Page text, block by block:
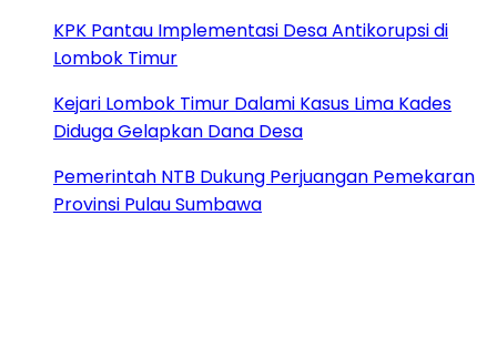
KPK Pantau Implementasi Desa Antikorupsi di
Lombok Timur
Kejari Lombok Timur Dalami Kasus Lima Kades
Diduga Gelapkan Dana Desa
Pemerintah NTB Dukung Perjuangan Pemekaran
Provinsi Pulau Sumbawa